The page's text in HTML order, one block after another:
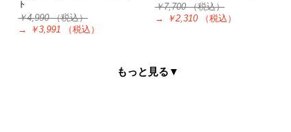
ト
￥4,990（税込）
→
￥3,991 （税込）
￥7,700（税込）
→
￥2,310 （税込）
もっと見る▼